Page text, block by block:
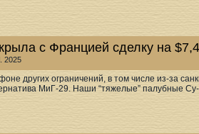
с Францией сделку на
2025
других ограничений, в том числе из-за
МиГ-29. Наши “тяжелые” палубные